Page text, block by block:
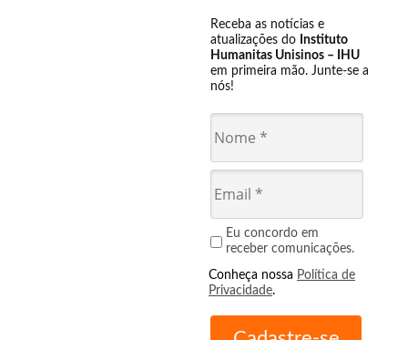
Receba as notícias e
atualizações do Instituto
Humanitas Unisinos – IHU
em primeira mão. Junte-se a
nós!
Eu concordo em
receber comunicações.
Conheça nossa Política de
Privacidade.